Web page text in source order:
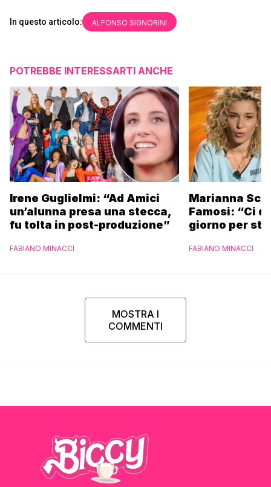
In questo articolo: ALFONSO SIGNORINI
POTREBBE INTERESSARTI ANCHE
Irene Guglielmi: “Ad Amici
un’alunna presa una stecca,
fu tolta in post-produzione”
FABIANO MINACCI
Marianna
Famosi: “Ci
giorno per
FABIANO MINACCI
MOSTRA I
COMMENTI